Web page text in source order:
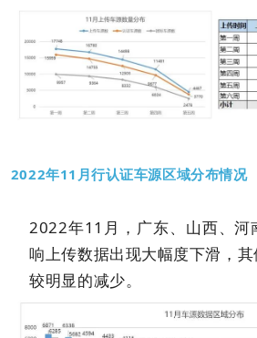
2022年11月行认证车源区域分布情况
2022年11月，广东、山西、河
响上传数据出现大幅度下滑，
较明显的减少。